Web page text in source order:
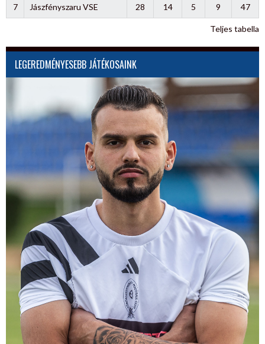
7 Jászfényszaru VSE 28 14 5 9 47
Teljes tabella
LEGEREDMÉNYESEBB JÁTÉKOSAINK